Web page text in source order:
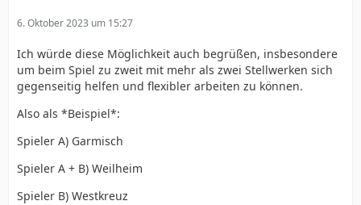
6. Oktober 2023 um 15:27
Ich würde diese Möglichkeit auch begrüßen, insbesondere
um beim Spiel zu zweit mit mehr als zwei Stellwerken sich
gegenseitig helfen und flexibler arbeiten zu können.
Also als *Beispiel*:
Spieler A) Garmisch
Spieler A + B) Weilheim
Spieler B) Westkreuz